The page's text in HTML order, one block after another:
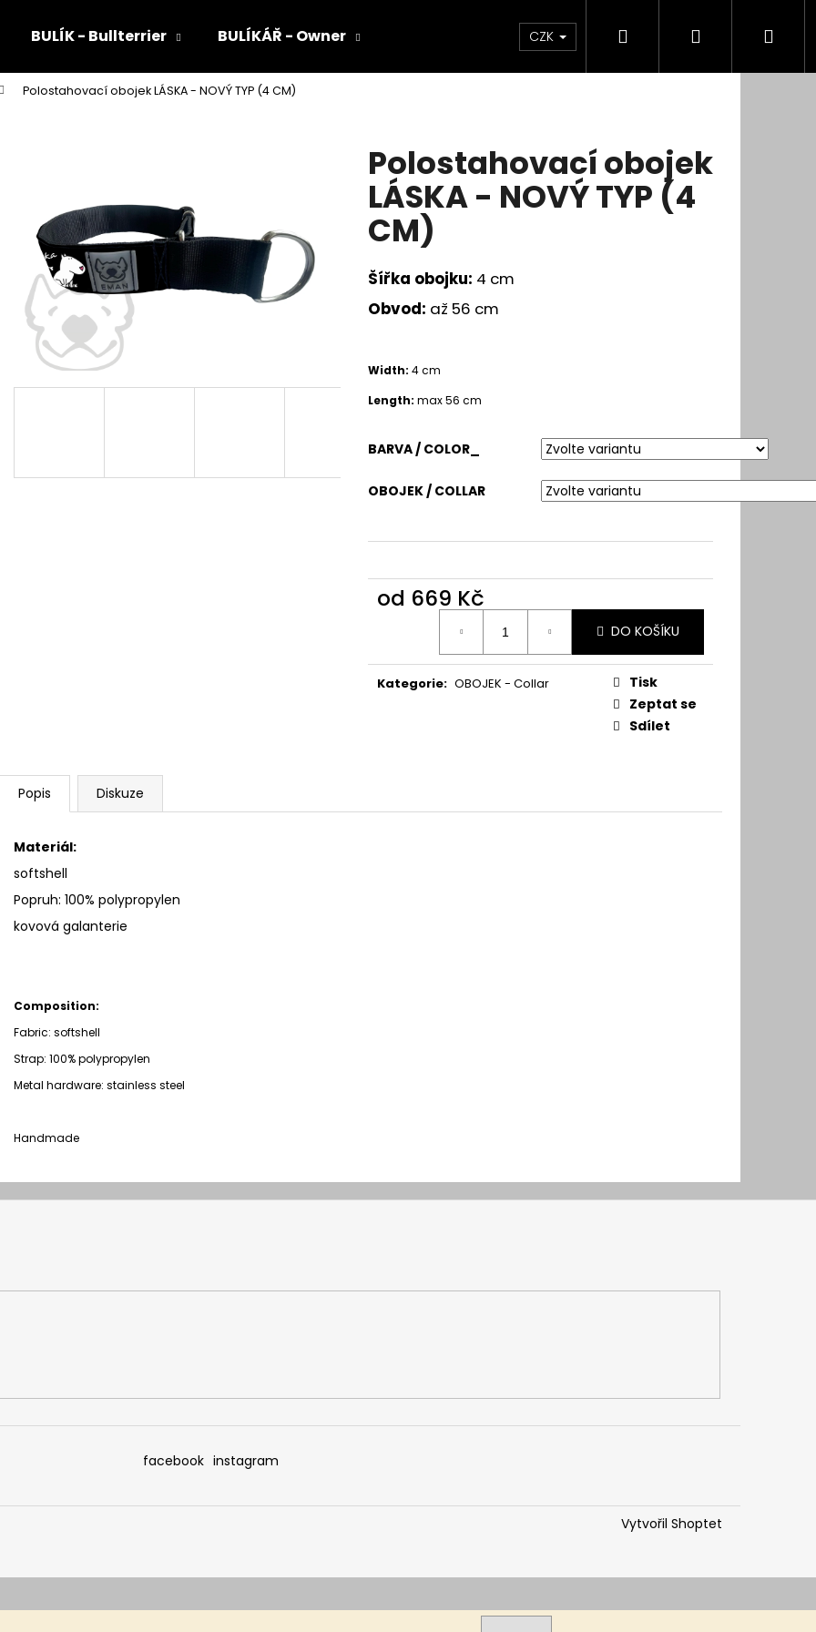
BULÍK - Bullterrier BULÍKÁŘ - Owner CZK Hledat Přihlášení
Polostahovací obojek LÁSKA - NOVÝ TYP (4 CM)
Polostahovací obojek
LÁSKA - NOVÝ TYP (4
CM)
Šířka obojku: 4 cm
Obvod: až 56 cm
Width: 4 cm
Length: max 56 cm
BARVA / COLOR_
OBOJEK / COLLAR
od 669 Kč
DO KOŠÍKU
Kategorie: OBOJEK - Collar
Tisk
Zeptat se
Sdílet
Popis Diskuze
Materiál:
softshell
Popruh: 100% polypropylen
kovová galanterie
Composition:
Fabric: softshell
Strap: 100% polypropylen
Metal hardware: stainless steel
Handmade
Co potřebujete najít?
Doporučujeme
facebook instagram
Vytvořil Shoptet